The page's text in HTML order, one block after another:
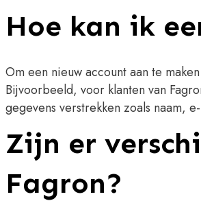
Hoe kan ik
Om een nieuw account aan te
Bijvoorbeeld, voor klanten van
gegevens verstrekken zoals naam,
Zijn er
Fagron?